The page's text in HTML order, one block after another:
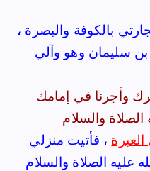
بالكوفة والبصرة ،
بن سليمان وهو وآلي
وأجرنا في إمامك
، فأتيت منزلي